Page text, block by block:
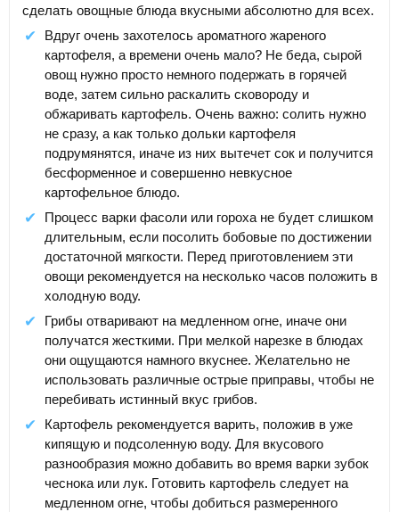
сделать овощные блюда вкусными абсолютно для всех.
Вдруг очень захотелось ароматного жареного
картофеля, а времени очень мало? Не беда, сырой
овощ нужно просто немного подержать в горячей
воде, затем сильно раскалить сковороду и
обжаривать картофель. Очень важно: солить нужно
не сразу, а как только дольки картофеля
подрумянятся, иначе из них вытечет сок и получится
бесформенное и совершенно невкусное
картофельное блюдо.
Процесс варки фасоли или гороха не будет слишком
длительным, если посолить бобовые по достижении
достаточной мягкости. Перед приготовлением эти
овощи рекомендуется на несколько часов положить в
холодную воду.
Грибы отваривают на медленном огне, иначе они
получатся жесткими. При мелкой нарезке в блюдах
они ощущаются намного вкуснее. Желательно не
использовать различные острые приправы, чтобы не
перебивать истинный вкус грибов.
Картофель рекомендуется варить, положив в уже
кипящую и подсоленную воду. Для вкусового
разнообразия можно добавить во время варки зубок
чеснока или лук. Готовить картофель следует на
медленном огне, чтобы добиться размеренного